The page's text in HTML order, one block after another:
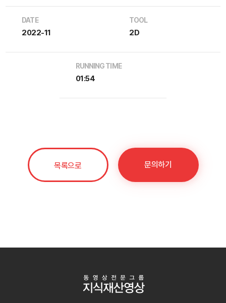
DATE
2022-11
TOOL
2D
RUNNING TIME
01:54
목록으로 문의하기